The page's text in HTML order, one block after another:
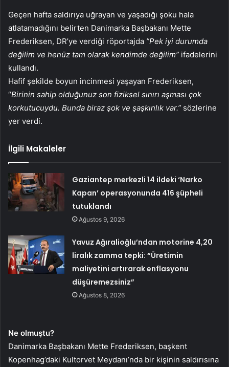
Geçen hafta saldırıya uğrayan ve yaşadığı şoku hala
atlatamadığını belirten Danimarka Başbakanı Mette
Frederiksen, DR’ye verdiği röportajda ”Pek iyi durumda
değilim ve henüz tam olarak kendimde değilim” ifadelerini
kullandı.
Hafif şekilde boyun incinmesi yaşayan Frederiksen,
“Birinin sahip olduğunuz son fiziksel sınırı aşması çok
korkutucuydu. Bunda biraz şok ve şaşkınlık var.” sözlerine
yer verdi.
İlgili Makaleler
Gaziantep merkezli 14 ildeki ‘Narko
Kapan’ operasyonunda 416 şüpheli
tutuklandı
Ağustos 9, 2026
Yavuz Ağıralioğlu’ndan motorine 4,20
liralık zamma tepki: “Üretimin
maliyetini artırarak enflasyonu
düşüremezsiniz”
Ağustos 8, 2026
Ne olmuştu?
Danimarka Başbakanı Mette Frederiksen, başkent
Kopenhag’daki Kultorvet Meydanı’nda bir kişinin saldırısına